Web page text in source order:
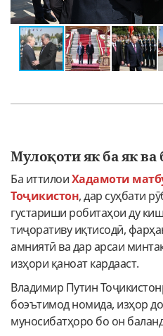
Мулоқоти як ба як ва
Ба иттилоиХадамоти
Тоҷикистон, дар суҳбати
густариши робитаҳои ду
тиҷоративу иқтисодӣ,
амниятӣ ва дар арсаи
изҳори қаноат кардааст.
Владимир Путин
боэътимод номида, изҳор
муносибатҳоро бо он